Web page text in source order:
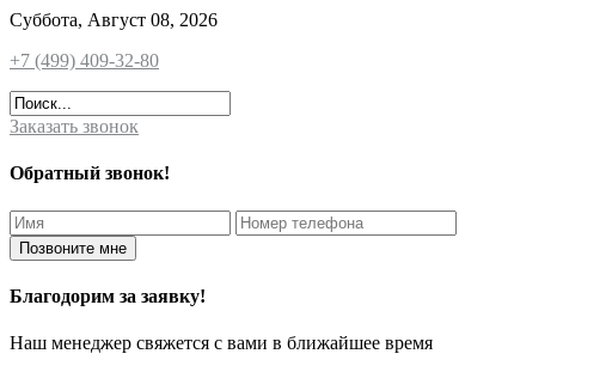
Суббота, Август 08, 2026
+7 (499) 409-32-80
Заказать звонок
Обратный звонок!
Благодорим за заявку!
Наш менеджер свяжется с вами в ближайшее время